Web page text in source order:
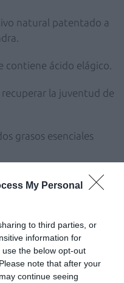
My Personal
to third parties, or
information for
the below opt-out
note that after your
continue seeing
natural patentado a
contiene ácido elágico.
la juventud de
grasos esenciales
de colágeno.
cápsulas y su PVP